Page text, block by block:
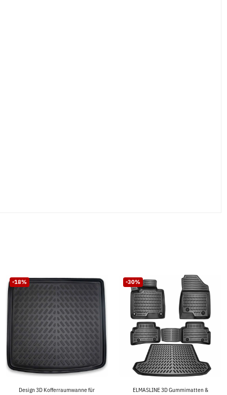
-18%
Design 3D Kofferraumwanne für
-30%
ELMASLINE 3D Gummimatten &